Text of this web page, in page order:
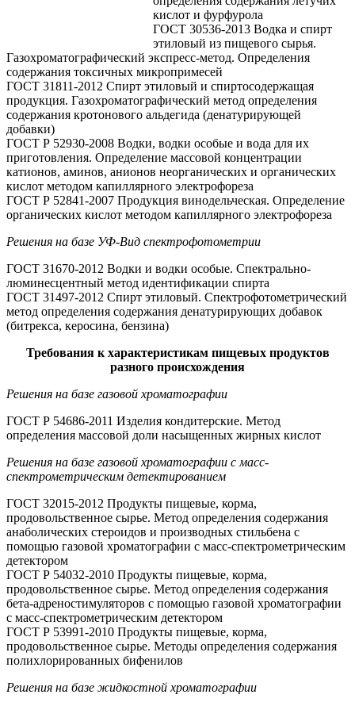
кислот и фурфурола
ГОСТ 30536-2013 Водка и спирт
этиловый из пищевого сырья.
Газохроматографический экспресс-метод. Определения
содержания токсичных микропримесей
ГОСТ 31811-2012 Спирт этиловый и спиртосодержащая
продукция. Газохроматографический метод определения
содержания кротонового альдегида (денатурирующей
добавки)
ГОСТ Р 52930-2008 Водки, водки особые и вода для их
приготовления. Определение массовой концентрации
катионов, аминов, анионов неорганических и органических
кислот методом капиллярного электрофореза
ГОСТ Р 52841-2007 Продукция винодельческая. Определение
органических кислот методом капиллярного электрофореза
Решения на базе УФ-Вид спектрофотометрии
ГОСТ 31670-2012 Водки и водки особые. Спектрально-
люминесцентный метод идентификации спирта
ГОСТ 31497-2012 Спирт этиловый. Спектрофотометрический
метод определения содержания денатурирующих добавок
(битрекса, керосина, бензина)
Требования к характеристикам пищевых продуктов
разного происхождения
Решения на базе газовой хроматографии
ГОСТ Р 54686-2011 Изделия кондитерские. Метод
определения массовой доли насыщенных жирных кислот
Решения на базе газовой хроматографии с масс-
спектрометрическим детектированием
ГОСТ 32015-2012 Продукты пищевые, корма,
продовольственное сырье. Метод определения содержания
анаболических стероидов и производных стильбена с
помощью газовой хроматографии с масс-спектрометрическим
детектором
ГОСТ Р 54032-2010 Продукты пищевые, корма,
продовольственное сырье. Метод определения содержания
бета-адреностимуляторов с помощью газовой хроматографии
с масс-спектрометрическим детектором
ГОСТ Р 53991-2010 Продукты пищевые, корма,
продовольственное сырье. Методы определения содержания
полихлорированных бифенилов
Решения на базе жидкостной хроматографии